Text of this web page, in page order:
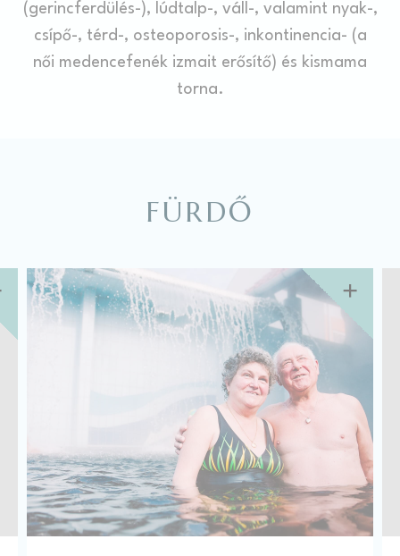
hirdetésekhez
Kevesebb információ
(gerincferdülés-), lúdtalp-, váll-, valamint nyak-,
csípő-, térd-, osteoporosis-, inkontinencia- (a
női medencefenék izmait erősítő) és kismama
torna.
FÜRDŐ